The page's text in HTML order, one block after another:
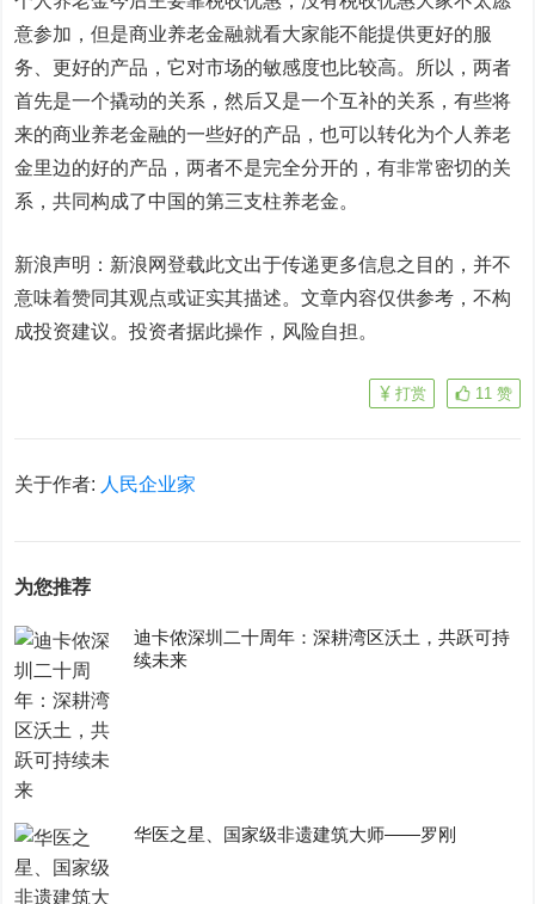
意参加，但是商业养老金融就看大家能不能提供更好的服
务、更好的产品，它对市场的敏感度也比较高。所以，两者
首先是一个撬动的关系，然后又是一个互补的关系，有些将
来的商业养老金融的一些好的产品，也可以转化为个人养老
金里边的好的产品，两者不是完全分开的，有非常密切的关
系，共同构成了中国的第三支柱养老金。
新浪声明：新浪网登载此文出于传递更多信息之目的，并不
意味着赞同其观点或证实其描述。文章内容仅供参考，不构
成投资建议。投资者据此操作，风险自担。
11 赞
打赏
关于作者: 人民企业家
为您推荐
迪卡侬深圳二十周年：深耕湾区沃土，共跃可持
续未来
华医之星、国家级非遗建筑大师——罗刚